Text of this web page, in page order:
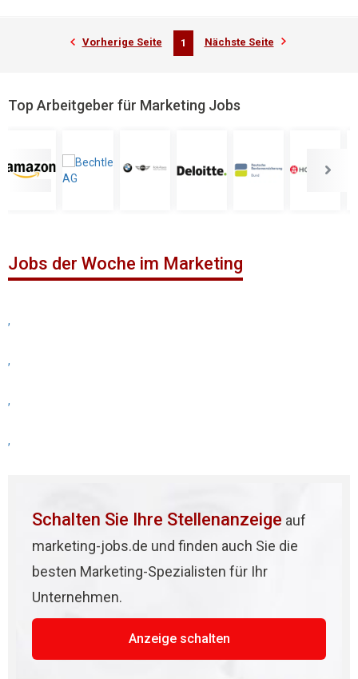
Vorherige Seite 1 Nächste Seite
Top Arbeitgeber für Marketing Jobs
Jobs der Woche im Marketing
,
,
,
,
Schalten Sie Ihre Stellenanzeige auf
marketing-jobs.de und finden auch Sie die
besten Marketing-Spezialisten für Ihr
Unternehmen.
Anzeige schalten